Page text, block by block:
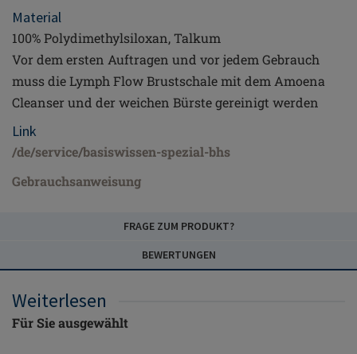
Material
100% Polydimethylsiloxan, Talkum
Vor dem ersten Auftragen und vor jedem Gebrauch
muss die Lymph Flow Brustschale mit dem Amoena
Cleanser und der weichen Bürste gereinigt werden
Link
/de/service/basiswissen-spezial-bhs
Gebrauchsanweisung
FRAGE ZUM PRODUKT?
BEWERTUNGEN
Weiterlesen
Für Sie ausgewählt